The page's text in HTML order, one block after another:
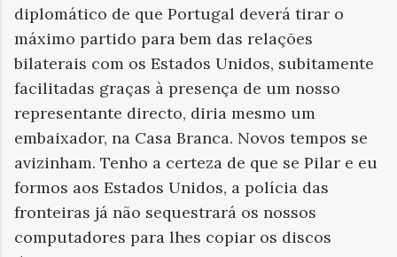
diplomático de que Portugal deverá tirar o
máximo partido para bem das relações
bilaterais com os Estados Unidos, subitamente
facilitadas graças à presença de um nosso
representante directo, diria mesmo um
embaixador, na Casa Branca. Novos tempos se
avizinham. Tenho a certeza de que se Pilar e eu
formos aos Estados Unidos, a polícia das
fronteiras já não sequestrará os nossos
computadores para lhes copiar os discos